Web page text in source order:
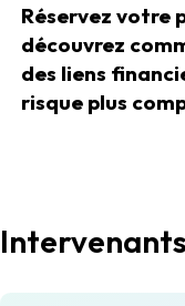
Réservez votre
découvrez
des liens
risque plus
Intervenants